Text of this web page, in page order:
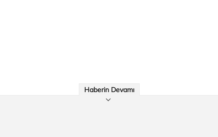
Haberin Devamı